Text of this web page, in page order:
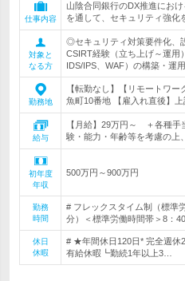
仕事内容
山陰合同銀行のDX推進にお
を通して、セキュリティ強化
対象と
なる方
◎セキュリティ対策要件化、
CSIRT経験（立ち上げ～運用
IDS/IPS、WAF）の構築・運
勤務地
【転勤なし】【リモートワ
魚町10番地 【雇入れ直後】上
給与
【月給】29万円～ ＋各種
験・能力・年齢等を考慮の上
初年度
年収
500万円～900万円
勤務
時間
# フレックスタイム制（標準
分）＜標準労働時間帯＞8：
休日
休暇
# ★年間休日120日* 完全週休
有給休暇┗勤続1年以上3…